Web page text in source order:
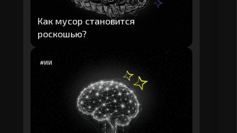
Как мусор становится
роскошью?
#ИИ